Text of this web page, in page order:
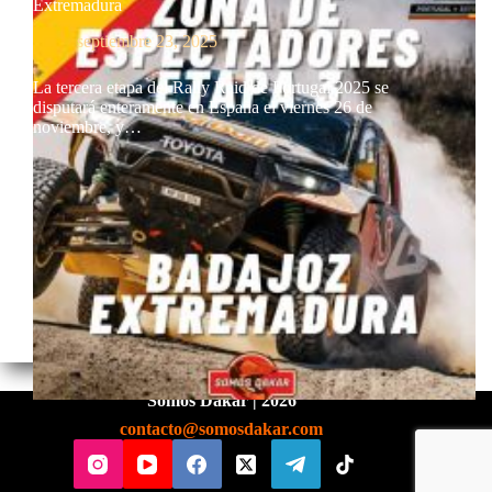
Extremadura
septiembre 23, 2025
La tercera etapa del Rally Raid de Portugal 2025 se
disputará enteramente en España el viernes 26 de
noviembre, y…
Somos Dakar | 2026
contacto@somosdakar.com